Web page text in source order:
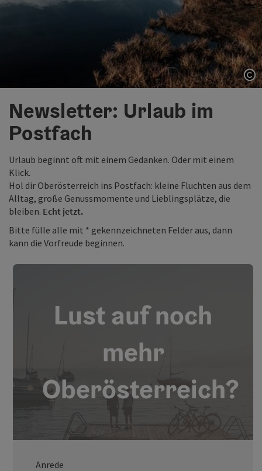
Newsletter: Urlaub im
Postfach
Urlaub beginnt oft mit einem Gedanken. Oder mit einem
Klick.
Hol dir Oberösterreich ins Postfach: kleine Fluchten aus dem
Alltag, große Genussmomente und Lieblingsplätze, die
bleiben. Echt jetzt.
Bitte fülle alle mit * gekennzeichneten Felder aus, dann
kann die Vorfreude beginnen.
Lust auf noch
mehr
Oberösterreich?
Anrede